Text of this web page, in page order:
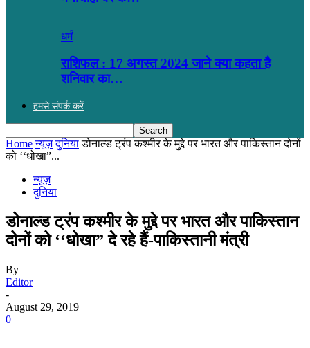
धर्मं
राशिफल : 17 अगस्त 2024 जाने क्या कहता है
शनिवार का…
हमसे संपर्क करें
Home न्यूज़ दुनिया डोनाल्ड ट्रंप कश्मीर के मुद्दे पर भारत और पाकिस्तान दोनों
को ‘‘धोखा”...
न्यूज़
दुनिया
डोनाल्ड ट्रंप कश्मीर के मुद्दे पर भारत और पाकिस्तान
दोनों को ‘‘धोखा” दे रहे हैं-पाकिस्तानी मंत्री
By
Editor
-
August 29, 2019
0